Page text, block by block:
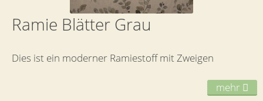
Ramie Blätter Grau
Dies ist ein moderner Ramiestoff mit Zweigen
mehr